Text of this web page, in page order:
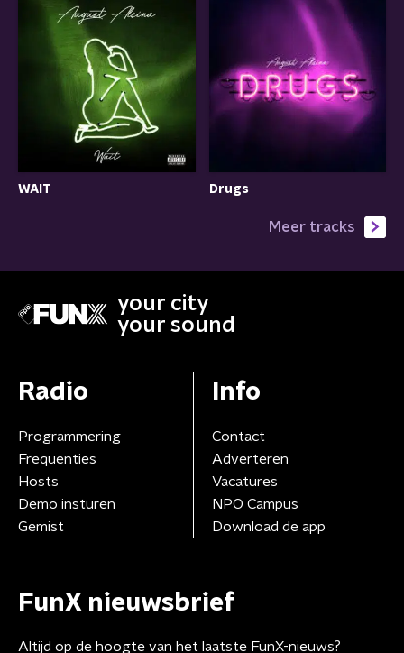
WAIT Drugs
Meer tracks
your city
your sound
Radio
Programmering
Frequenties
Hosts
Demo insturen
Gemist
Info
Contact
Adverteren
Vacatures
NPO Campus
Download de app
FunX nieuwsbrief
Altijd op de hoogte van het laatste FunX-nieuws?